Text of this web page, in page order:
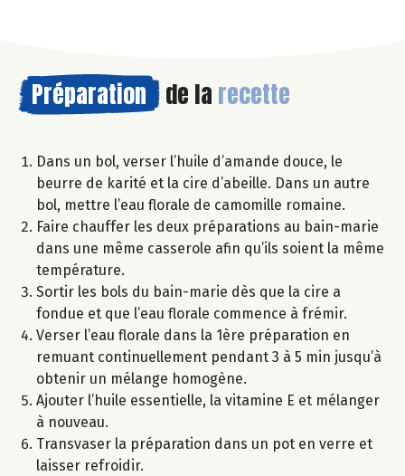
Préparation de la recette
Dans un bol, verser l’huile d’amande douce, le
beurre de karité et la cire d’abeille. Dans un autre
bol, mettre l’eau florale de camomille romaine.
Faire chauffer les deux préparations au bain-marie
dans une même casserole afin qu’ils soient la même
température.
Sortir les bols du bain-marie dès que la cire a
fondue et que l’eau florale commence à frémir.
Verser l’eau florale dans la 1ère préparation en
remuant continuellement pendant 3 à 5 min jusqu’à
obtenir un mélange homogène.
Ajouter l’huile essentielle, la vitamine E et mélanger
à nouveau.
Transvaser la préparation dans un pot en verre et
laisser refroidir.